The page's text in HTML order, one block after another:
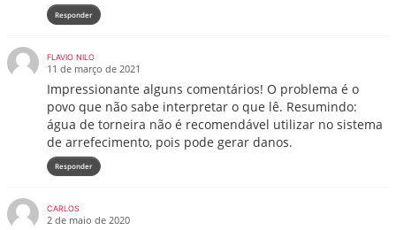
Responder
FLAVIO NILO
11 de março de 2021
Impressionante alguns comentários! O problema é o
povo que não sabe interpretar o que lê. Resumindo:
água de torneira não é recomendável utilizar no sistema
de arrefecimento, pois pode gerar danos.
Responder
CARLOS
2 de maio de 2020